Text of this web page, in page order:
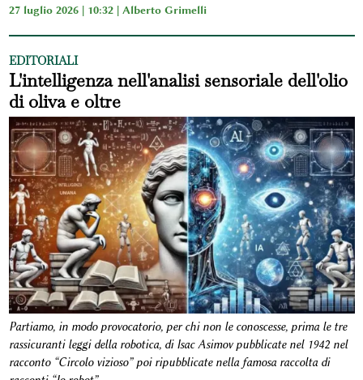
27 luglio 2026 | 10:32 | Alberto Grimelli
EDITORIALI
L'intelligenza nell'analisi sensoriale dell'olio
di oliva e oltre
Partiamo, in modo provocatorio, per chi non le conoscesse, prima le tre
rassicuranti leggi della robotica, di Isac Asimov pubblicate nel 1942 nel
racconto “Circolo vizioso” poi ripubblicate nella famosa raccolta di